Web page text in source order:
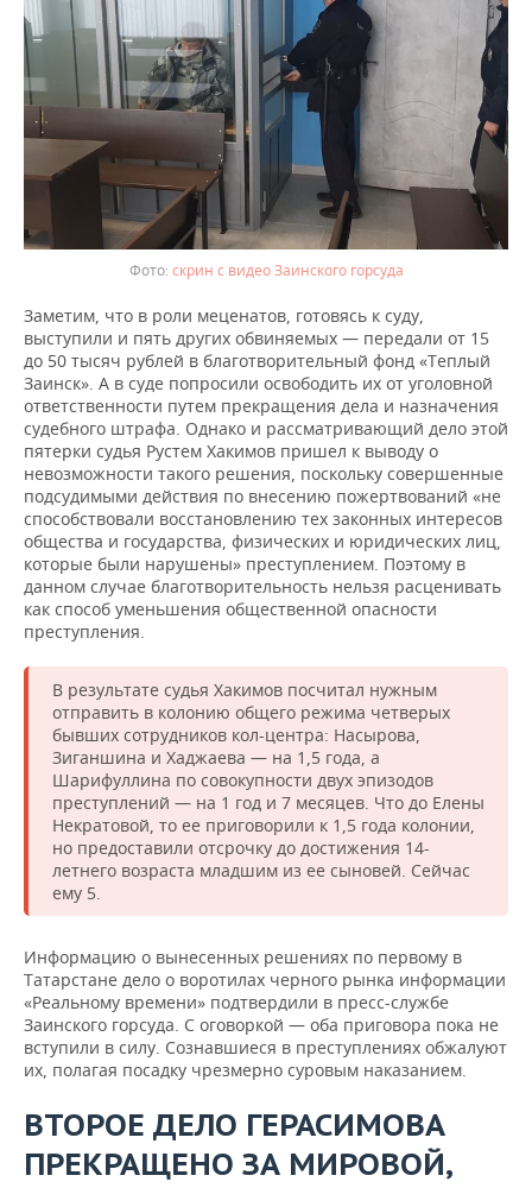
скрин с видео Заинского горсуда
Заметим, что в роли меценатов, готовясь к суду,
выступили и пять других обвиняемых — передали от 15
до 50 тысяч рублей в благотворительный фонд «Теплый
Заинск». А в суде попросили освободить их от уголовной
ответственности путем прекращения дела и назначения
судебного штрафа. Однако и рассматривающий дело этой
пятерки судья Рустем Хакимов пришел к выводу о
невозможности такого решения, поскольку совершенные
подсудимыми действия по внесению пожертвований «не
способствовали восстановлению тех законных интересов
общества и государства, физических и юридических лиц,
которые были нарушены» преступлением. Поэтому в
данном случае благотворительность нельзя расценивать
как способ уменьшения общественной опасности
преступления.
В результате судья Хакимов посчитал нужным
отправить в колонию общего режима четверых
бывших сотрудников кол-центра: Насырова,
Зиганшина и Хаджаева — на 1,5 года, а
Шарифуллина по совокупности двух эпизодов
преступлений — на 1 год и 7 месяцев. Что до Елены
Некратовой, то ее приговорили к 1,5 года колонии,
но предоставили отсрочку до достижения 14-
летнего возраста младшим из ее сыновей. Сейчас
ему 5.
Информацию о вынесенных решениях по первому в
Татарстане дело о воротилах черного рынка информации
«Реальному времени» подтвердили в пресс-службе
Заинского горсуда. С оговоркой — оба приговора пока не
вступили в силу. Сознавшиеся в преступлениях обжалуют
их, полагая посадку чрезмерно суровым наказанием.
ВТОРОЕ ДЕЛО ГЕРАСИМОВА
ПРЕКРАЩЕНО ЗА МИРОВОЙ,